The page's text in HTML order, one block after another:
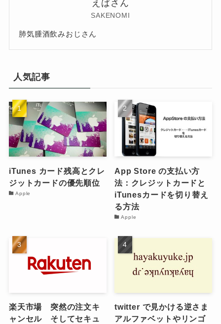
えばさん
SAKENOMI
肺気腫酒飲みおじさん
人気記事
iTunes カード残高とクレ
ジットカードの優先順位
Apple
App Store の支払い方
法：クレジットカードと
iTunesカードを切り替え
る方法
Apple
楽天市場 突然の注文キ
ャンセル そしてセキュ
twitter で見かける逆さま
アルファベットやリンゴ